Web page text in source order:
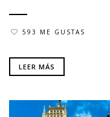
593 ME GUSTAS
LEER MÁS